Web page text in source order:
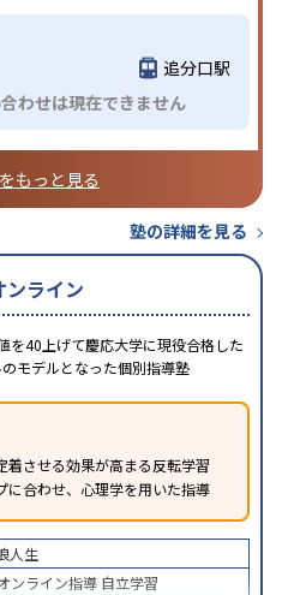
追分口駅
わせは現在できません
もっと見る
塾の詳細を見る
ンライン
を40上げて慶応大学に現役合格した
モデルとなった個別指導塾
着させる効果が高まる反転学習
に合わせ、心理学を用いた指導
人生
ンライン指導 自立学習